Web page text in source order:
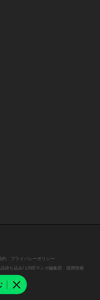
約
プライバシーポリシー
持ち込み/ LINEマンガ編集部
採用情報